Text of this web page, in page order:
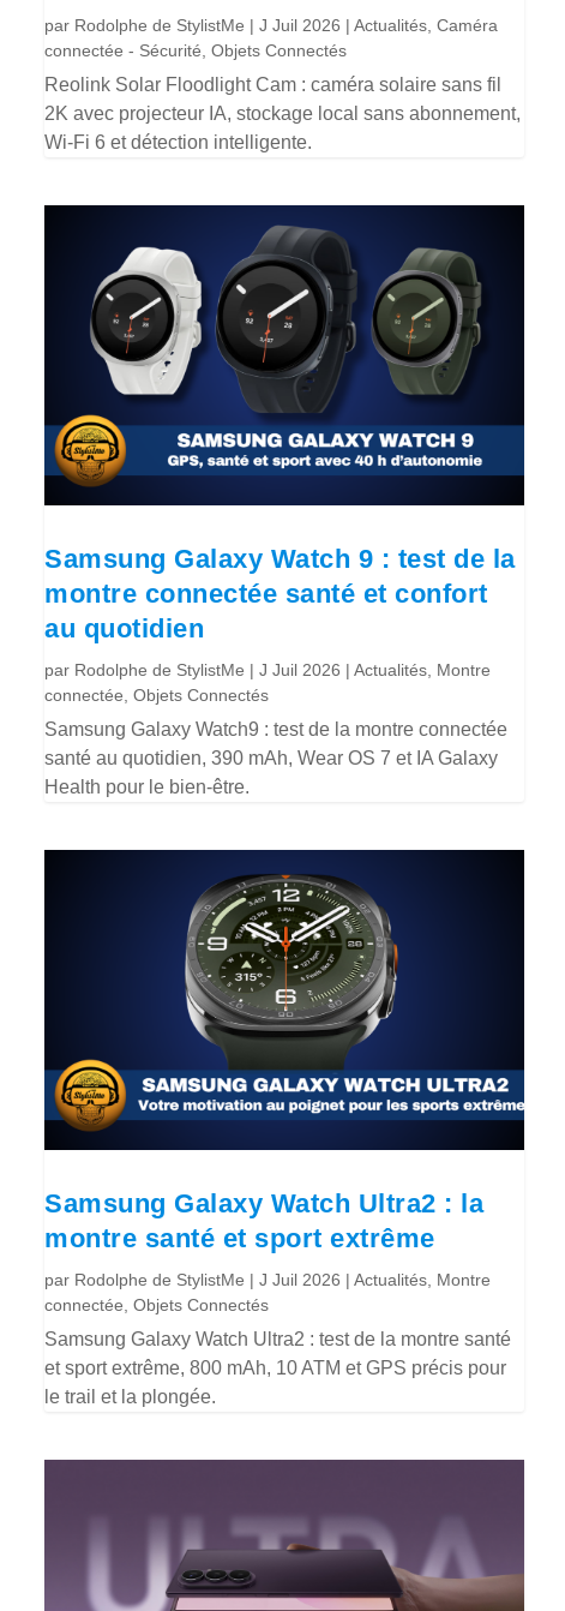
par Rodolphe de StylistMe |J Juil 2026 |Actualités ,Caméra
connectée - Sécurité ,Objets Connectés
Reolink Solar Floodlight Cam : caméra solaire sans fil
2K avec projecteur IA, stockage local sans abonnement,
Wi-Fi 6 et détection intelligente.
Samsung Galaxy Watch 9 : test de la
montre connectée santé et confort
au quotidien
par Rodolphe de StylistMe |J Juil 2026 |Actualités Montre
connectée ,Objets Connectés
Samsung Galaxy Watch9 : test de la montre connectée
santé au quotidien, 390 mAh, Wear OS 7 et IA Galaxy
Health pour le bien-être.
Samsung Galaxy Watch Ultra2 : la
montre santé et sport extrême
par Rodolphe de StylistMe |J Juil 2026 |Actualités Montre
connectée ,Objets Connectés
Samsung Galaxy Watch Ultra2 : test de la montre santé
et sport extrême, 800 mAh, 10 ATM et GPS précis pour
le trail et la plongée.